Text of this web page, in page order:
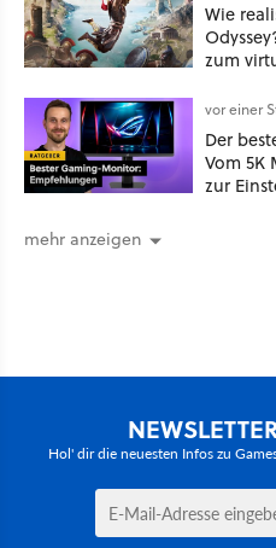
Wie
zum
vor einer
Der
Vom 5K
zur
mehr anzeigen
Hol' dir die neuesten Infos zu